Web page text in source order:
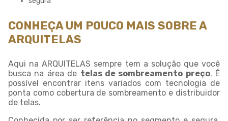
CONHEÇA UM POUCO MAIS SOBRE A
ARQUITELAS
Aqui na ARQUITELAS sempre tem a solução que você
busca na área de telas de sombreamento preço. É
possível encontrar itens variados com tecnologia de
ponta como cobertura de sombreamento e distribuidor
de telas.